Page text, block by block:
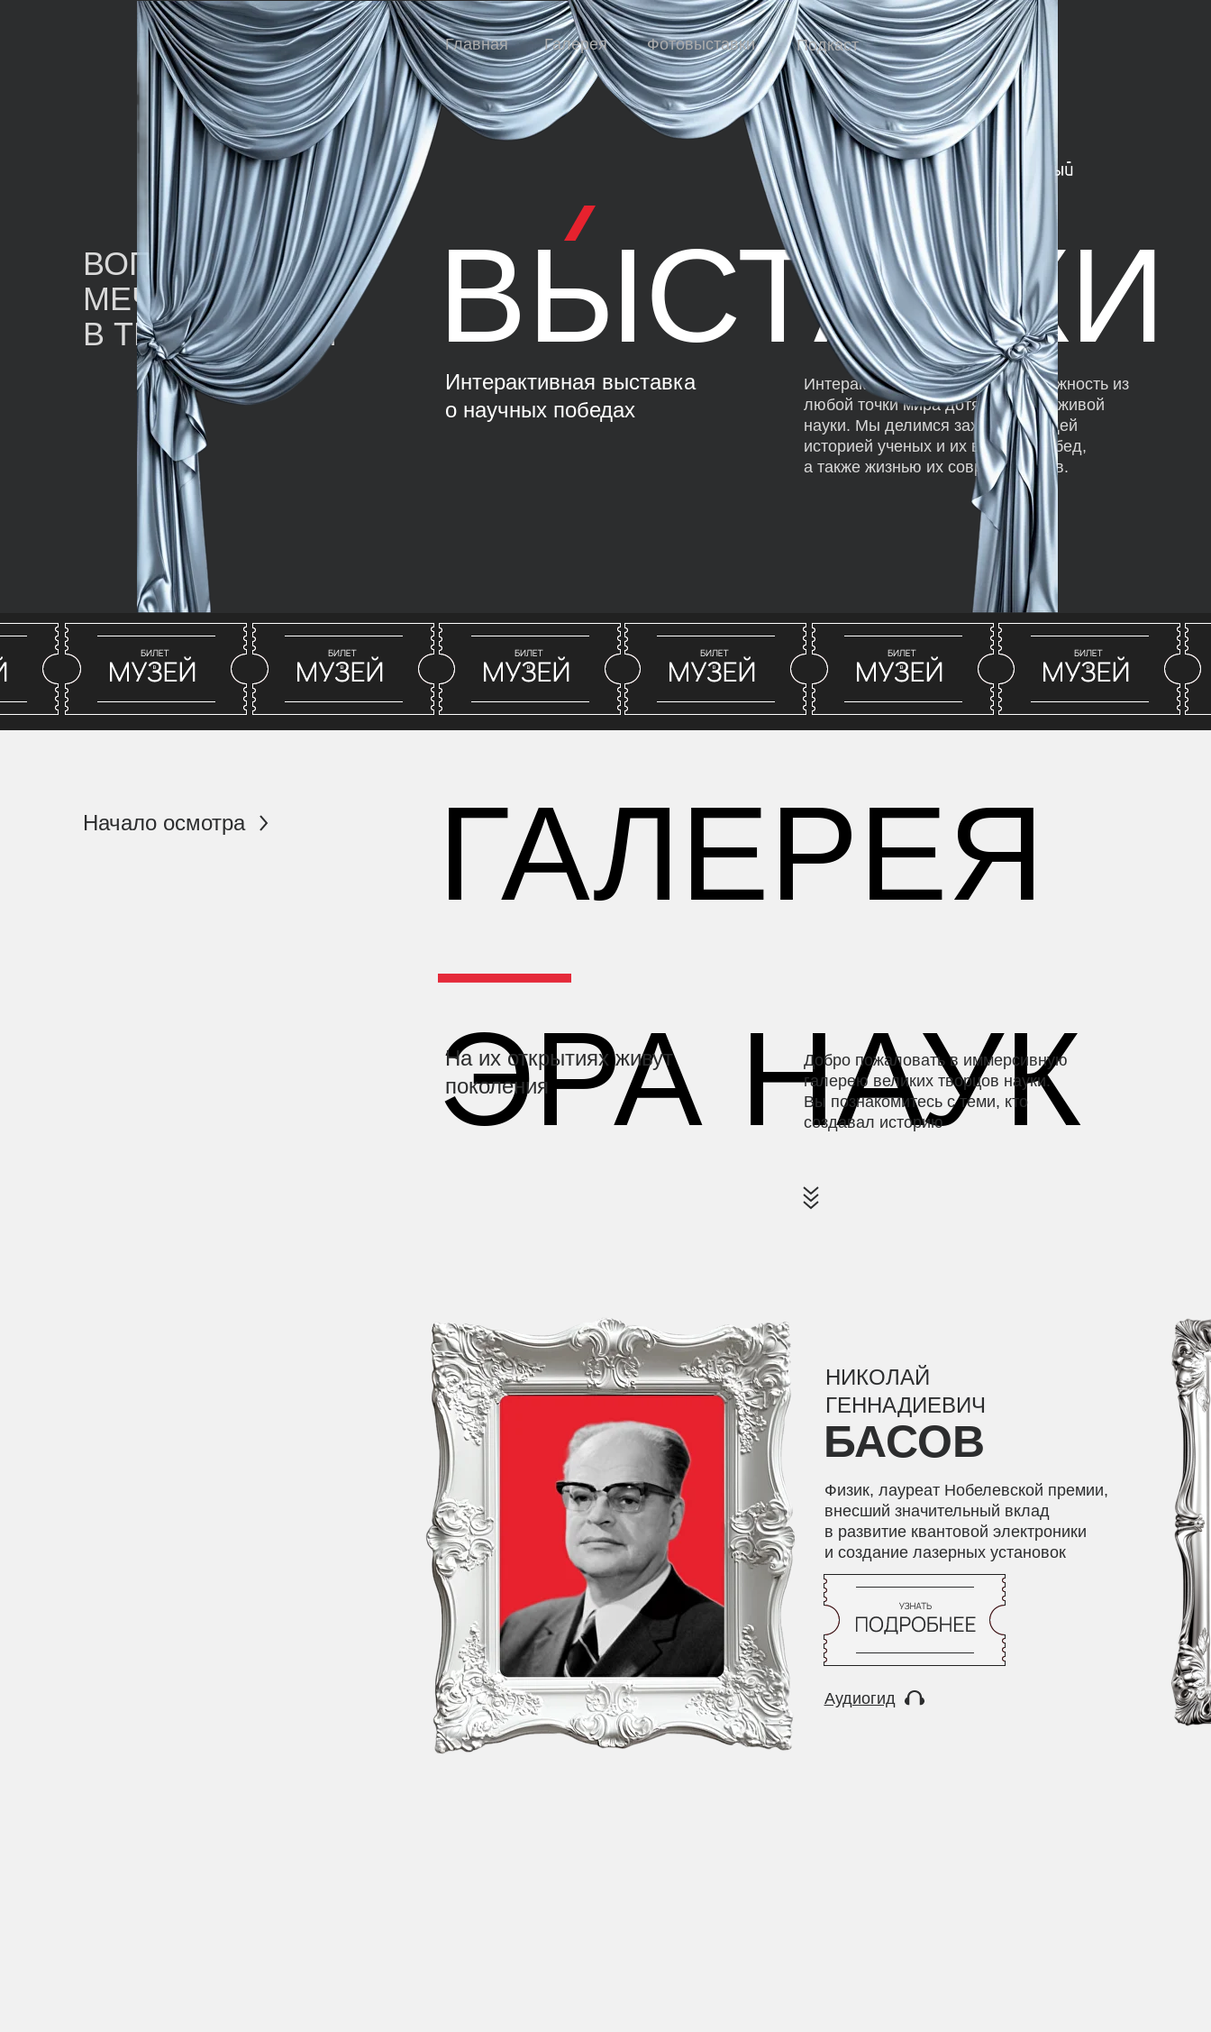
ВЫСТАВКИ
Интерактивная выставка – возможность из
любой точки мира дотянуться до живой
науки. Мы делимся захватывающей
историей ученых и их великих побед,
а также жизнью их современников.
ВОПЛОЩАЯ
МЕЧТЫ
В ТЕХНОЛОГИИ
Подкаст
Фотовыставки
Галерея
Главная
Интерактивная выставка
о научных победах
ГАЛЕРЕЯ
—
ЭРА НАУК
Добро пожаловать в иммерсивную
галерею великих творцов науки.
Вы познакомитесь с теми, кто
создавал историю
На их открытиях живут
поколения
Начало осмотра
Физик, лауреат Нобелевской премии,
внесший значительный вклад
в развитие квантовой электроники
и создание лазерных установок
БАСОВ
НИКОЛАЙ
ГЕННАДИЕВИЧ
Аудиогид